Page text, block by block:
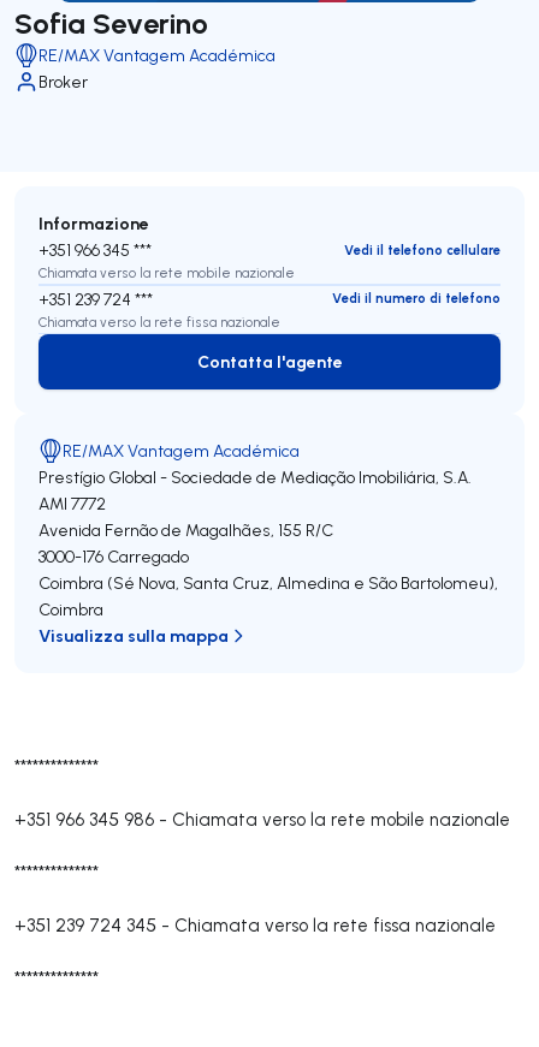
Sofia Severino
RE/MAX Vantagem Académica
Broker
**************
+351 966 345 986 - Chiamata verso la rete mobile nazionale
**************
+351 239 724 345 - Chiamata verso la rete fissa nazionale
**************
Informazione
+351 966 345 ***
Vedi il telefono cellulare
Chiamata verso la rete mobile nazionale
+351 239 724 ***
Vedi il numero di telefono
Chiamata verso la rete fissa nazionale
Contatta l'agente
Contatta l'agente
RE/MAX Vantagem Académica
Prestígio Global - Sociedade de Mediação Imobiliária, S.A.
AMI 7772
Avenida Fernão de Magalhães, 155 R/C
3000-176 Carregado
Coimbra (Sé Nova, Santa Cruz, Almedina e São Bartolomeu),
Coimbra
Visualizza sulla mappa